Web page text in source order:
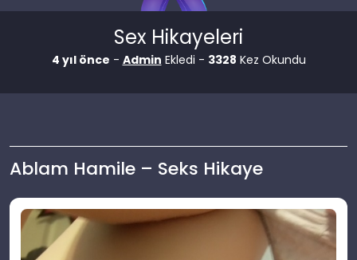
Sex Hikayeleri
4 yıl önce - Admin Ekledi - 3328 Kez Okundu
Ablam Hamile – Seks Hikaye